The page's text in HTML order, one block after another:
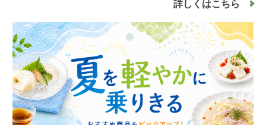
詳しくはこちら